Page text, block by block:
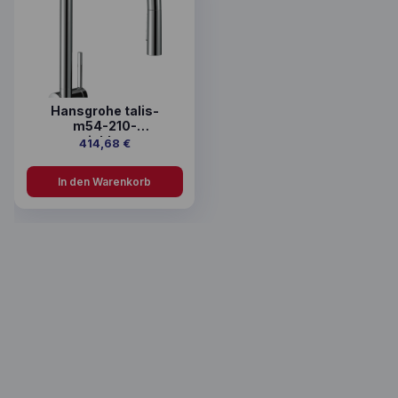
Hansgrohe talis-
m54-210-
ausziehbrause
414,68 €
In den Warenkorb